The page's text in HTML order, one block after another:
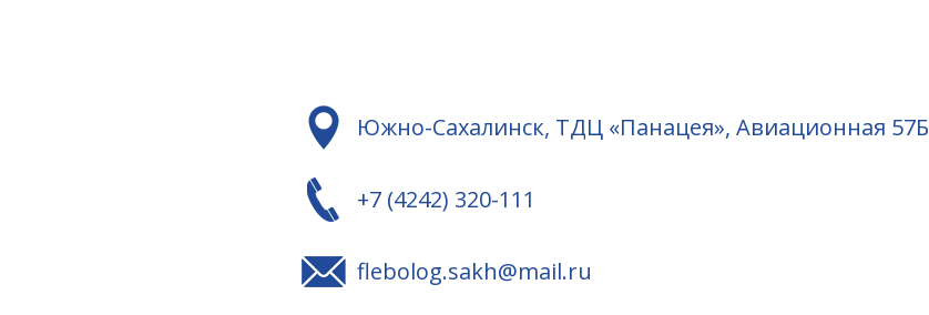
Южно-Сахалинск, ТДЦ «Панацея», Авиационная 57Б
+7 (4242) 320-111
flebolog.sakh@mail.ru